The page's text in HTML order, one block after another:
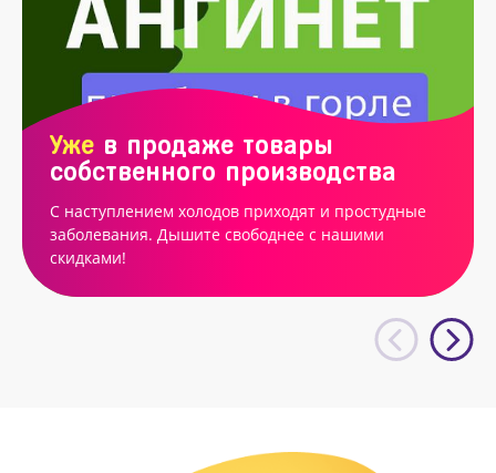
Уже в продаже товары
собственного производства
С наступлением холодов приходят и простудные
заболевания. Дышите свободнее с нашими
скидками!